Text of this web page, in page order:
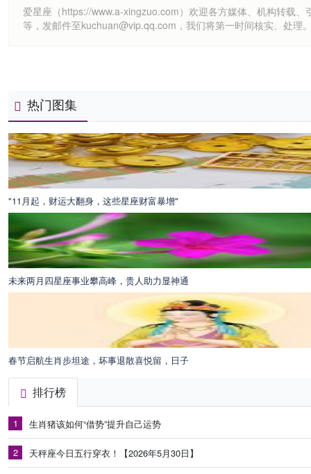
爱星座（https://www.a-xingzuo.com）欢迎各方媒体、机构转载
等，发邮件至kuchuan@vip.qq.com，我们将第一时间核实、处理
热门图集
"11月起，财运大翻身，这些星座财富暴增"
未来两月四星座事业攀高峰，贵人助力显神通
春节启航生肖步坦途，坏事退散喜悦留，日子
排行榜
1 生肖猪该如何“借势”提升自己运势
2 天秤座今日五行穿衣！【2026年5月30日】